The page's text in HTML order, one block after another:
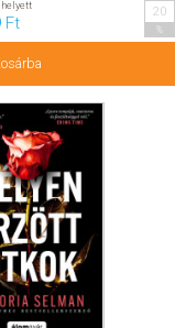
helyett
Ft
20